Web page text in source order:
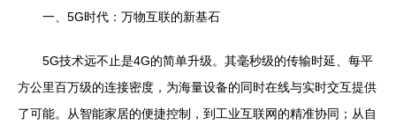
一、5G时代：万物互联的新基石
5G技术远不止是4G的简单升级。其毫秒级的传输时延、每平
方公里百万级的连接密度，为海量设备的同时在线与实时交互提供
了可能。从智能家居的便捷控制，到工业互联网的精准协同；从自